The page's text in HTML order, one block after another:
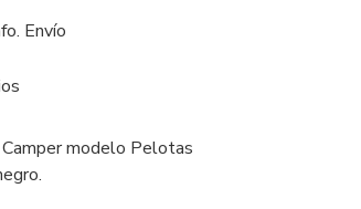
Envío
modelo Pelotas